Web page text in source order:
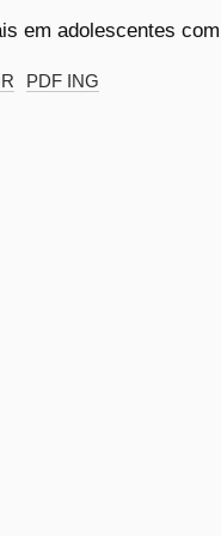
em adolescentes
PDF ING